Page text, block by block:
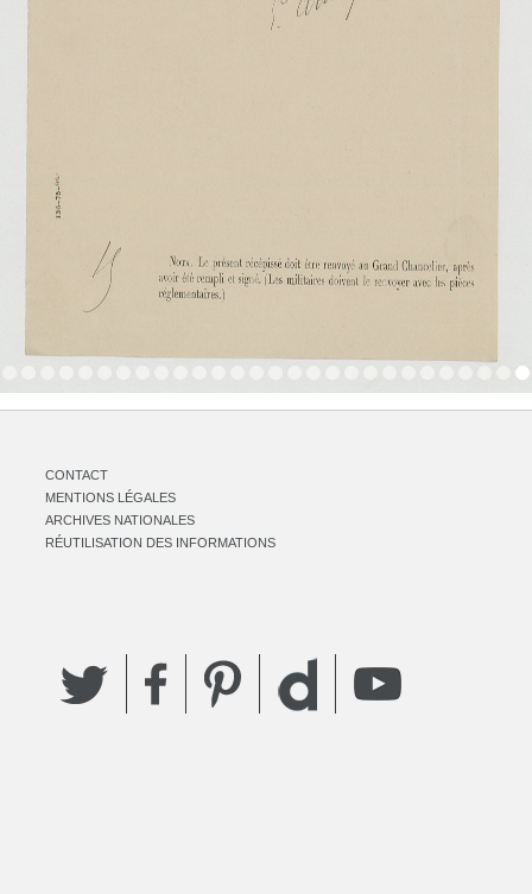
CONTACT
MENTIONS LÉGALES
ARCHIVES NATIONALES
RÉUTILISATION DES INFORMATIONS